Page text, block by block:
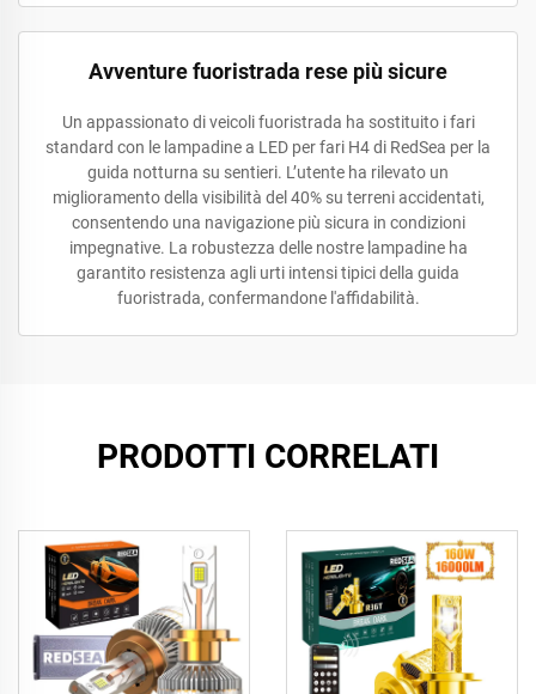
Avventure fuoristrada rese più sicure
Un appassionato di veicoli fuoristrada ha sostituito i fari
standard con le lampadine a LED per fari H4 di RedSea per la
guida notturna su sentieri. L’utente ha rilevato un
miglioramento della visibilità del 40% su terreni accidentati,
consentendo una navigazione più sicura in condizioni
impegnative. La robustezza delle nostre lampadine ha
garantito resistenza agli urti intensi tipici della guida
fuoristrada, confermandone l'affidabilità.
PRODOTTI CORRELATI